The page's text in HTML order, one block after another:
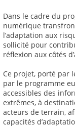
Dans le cadre du
numérique
l’adaptation aux
sollicité pour
réflexion aux côtés
Ce projet, porté par
par le programme
accessibles des
extrêmes, à
acteurs de terrain,
capacités